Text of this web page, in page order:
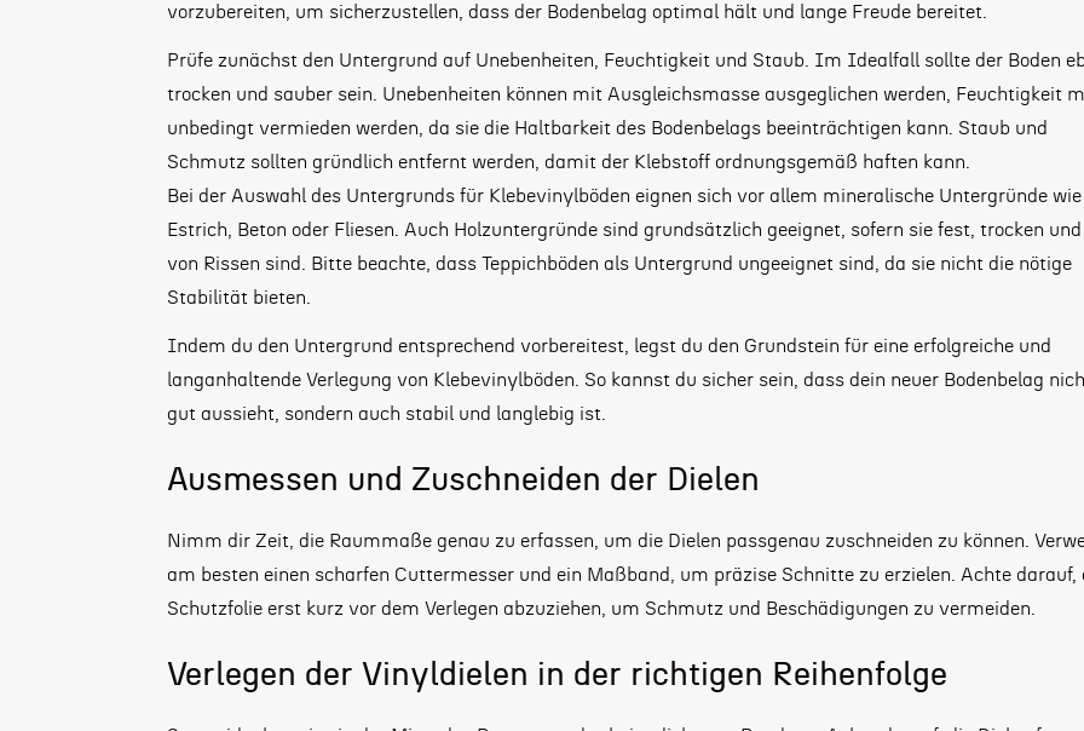
vorzubereiten, um sicherzustellen, dass der Bodenbelag optimal hält und lange Freude bereitet.
Prüfe zunächst den Untergrund auf Unebenheiten, Feuchtigkeit und Staub. Im Idealfall sollte der Boden
trocken und sauber sein. Unebenheiten können mit Ausgleichsmasse ausgeglichen werden, Feuchtigkeit
unbedingt vermieden werden, da sie die Haltbarkeit des Bodenbelags beeinträchtigen kann. Staub und
Schmutz sollten gründlich entfernt werden, damit der Klebstoff ordnungsgemäß haften kann.
Bei der Auswahl des Untergrunds für Klebevinylböden eignen sich vor allem mineralische Untergründe wie
Estrich, Beton oder Fliesen. Auch Holzuntergründe sind grundsätzlich geeignet, sofern sie fest, trocken
von Rissen sind. Bitte beachte, dass Teppichböden als Untergrund ungeeignet sind, da sie nicht die nötige
Stabilität bieten.
Indem du den Untergrund entsprechend vorbereitest, legst du den Grundstein für eine erfolgreiche und
langanhaltende Verlegung von Klebevinylböden. So kannst du sicher sein, dass dein neuer Bodenbelag
gut aussieht, sondern auch stabil und langlebig ist.
Ausmessen und Zuschneiden der Dielen
Nimm dir Zeit, die Raummaße genau zu erfassen, um die Dielen passgenau zuschneiden zu können.
am besten einen scharfen Cuttermesser und ein Maßband, um präzise Schnitte zu erzielen. Achte darauf,
Schutzfolie erst kurz vor dem Verlegen abzuziehen, um Schmutz und Beschädigungen zu vermeiden.
Verlegen der Vinyldielen in der richtigen Reihenfolge